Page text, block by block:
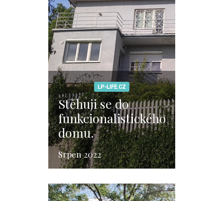
LP-LIFE.CZ
Stěhuji se do
funkcionalistického
domu.
Srpen 2022